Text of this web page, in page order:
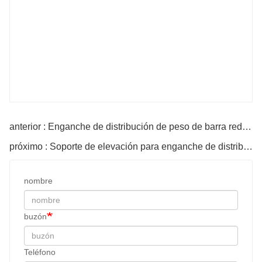
anterior : Enganche de distribución de peso de barra redonda de 1200 libras
próximo : Soporte de elevación para enganche de distribución de peso
nombre
buzón
Teléfono